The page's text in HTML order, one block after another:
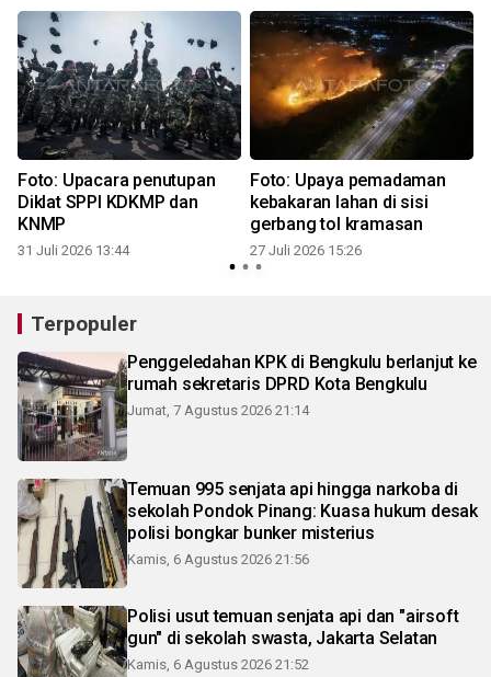
Foto: Upacara penutupan
Diklat SPPI KDKMP dan
KNMP
31 Juli 2026 13:44
Foto: Upaya pemadaman
kebakaran lahan di sisi
gerbang tol kramasan
27 Juli 2026 15:26
Terpopuler
Penggeledahan KPK di Bengkulu berlanjut ke
rumah sekretaris DPRD Kota Bengkulu
Jumat, 7 Agustus 2026 21:14
Temuan 995 senjata api hingga narkoba di
sekolah Pondok Pinang: Kuasa hukum desak
polisi bongkar bunker misterius
Kamis, 6 Agustus 2026 21:56
Polisi usut temuan senjata api dan "airsoft
gun" di sekolah swasta, Jakarta Selatan
Kamis, 6 Agustus 2026 21:52